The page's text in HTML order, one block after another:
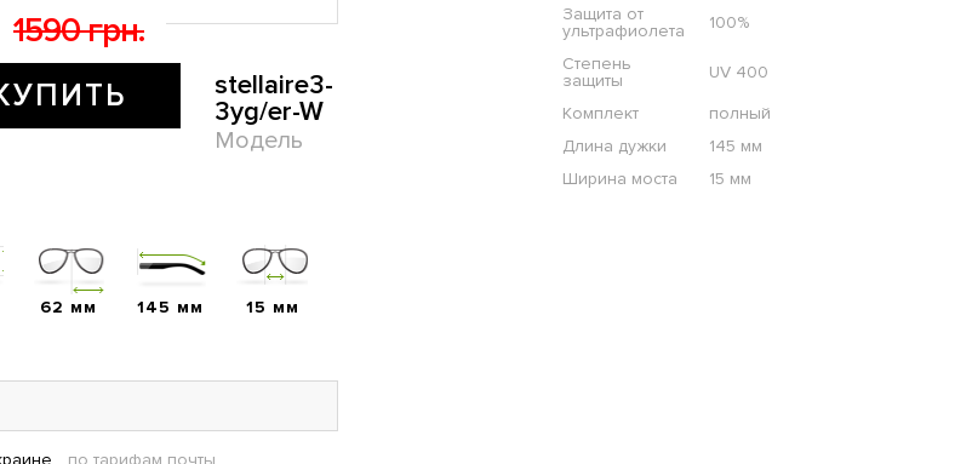
1590 грн.
stellaire3-
3yg/er-W
Модель
Защита от
ультрафиолета
100%
Степень
защиты
UV 400
Комплект
полный
Длина дужки
145 мм
Ширина моста
15 мм
62 мм 145 мм 15 мм